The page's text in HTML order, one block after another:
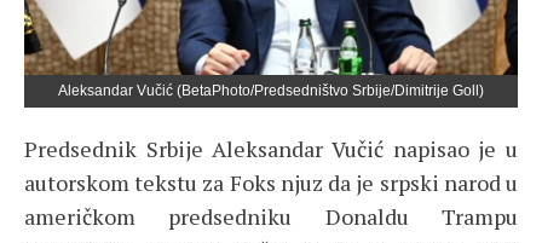
Aleksandar Vučić (BetaPhoto/Predsedništvo Srbije/Dimitrije Goll)
Predsednik Srbije Aleksandar Vučić napisao je u
autorskom tekstu za Foks njuz da je srpski narod u
američkom predsedniku Donaldu Trampu